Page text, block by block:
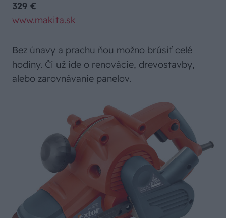
329 €
www.makita.sk
Bez únavy a prachu ňou možno brúsiť celé
hodiny. Či už ide o renovácie, drevostavby,
alebo zarovnávanie panelov.